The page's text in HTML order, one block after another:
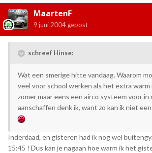
MaartenF
9 juni 2004 gepost
schreef Hinse:
Wat een smerige hitte vandaag. Waarom
veel voor school werken als het extra warm
zomer maar eens een airco systeem voor in
aanschaffen denk ik, want zo kan ik niet
Inderdaad, en gisteren had ik nog wel
15:45 ! Dus kan je nagaan hoe warm ik het